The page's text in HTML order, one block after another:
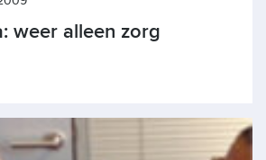
weer alleen zorg